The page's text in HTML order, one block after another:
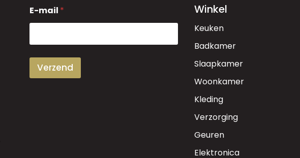
-
m
i
E-mail *
Verzend
Winkel
Keuken
Badkamer
Slaapkamer
Woonkamer
Kleding
Verzorging
Geuren
Elektronica